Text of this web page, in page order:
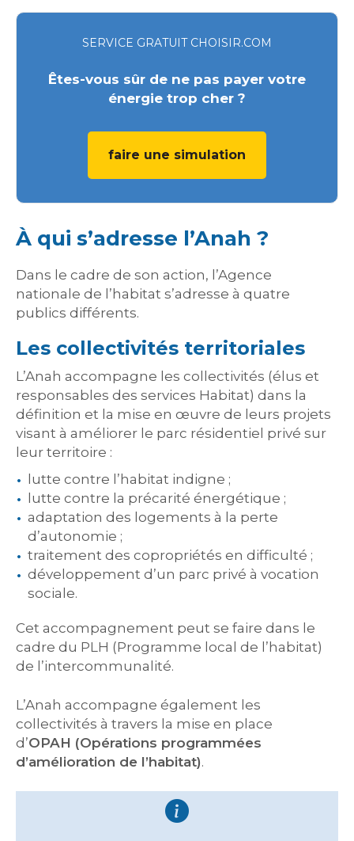
SERVICE GRATUIT CHOISIR.COM
Êtes-vous sûr de ne pas payer votre
énergie trop cher ?
faire une simulation
À qui s’adresse l’Anah ?
Dans le cadre de son action, l’Agence
nationale de l’habitat s’adresse à quatre
publics différents.
Les collectivités territoriales
L’Anah accompagne les collectivités (élus et
responsables des services Habitat) dans la
définition et la mise en œuvre de leurs projets
visant à améliorer le parc résidentiel privé sur
leur territoire :
lutte contre l’habitat indigne ;
lutte contre la précarité énergétique ;
adaptation des logements à la perte
d’autonomie ;
traitement des copropriétés en difficulté ;
développement d’un parc privé à vocation
sociale.
Cet accompagnement peut se faire dans le
cadre du PLH (Programme local de l’habitat)
de l’intercommunalité.
L’Anah accompagne également les
collectivités à travers la mise en place
d’OPAH (Opérations programmées
d’amélioration de l’habitat).